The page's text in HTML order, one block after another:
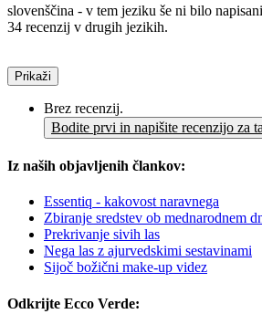
slovenščina - v tem jeziku še ni bilo
34 recenzij v drugih jezikih.
Prikaži
Brez recenzij.
Bodite prvi in napišite recenzijo za
Iz naših objavljenih člankov:
Essentiq - kakovost naravnega
Zbiranje sredstev ob mednarodnem
Prekrivanje sivih las
Nega las z ajurvedskimi sestavinami
Sijoč božični make-up videz
Odkrijte Ecco Verde: